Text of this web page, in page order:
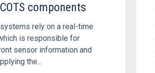
components
rely on a real-time
is responsible for
sensor information and
the...